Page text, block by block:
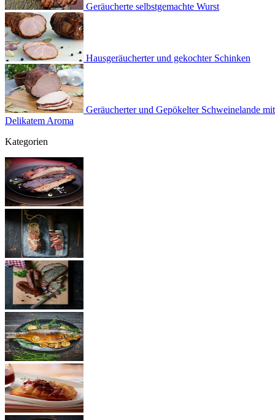
Geräucherte selbstgemachte Wurst
Hausgeräucherter und gekochter Schinken
Geräucherter und Gepökelter Schweinelande mit
Delikatem Aroma
Kategorien